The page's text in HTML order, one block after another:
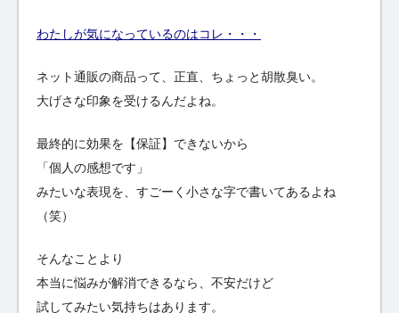
わたしが気になっているのはコレ・・・
ネット通販の商品って、正直、ちょっと胡散臭い。
大げさな印象を受けるんだよね。
最終的に効果を【保証】できないから
「個人の感想です」
みたいな表現を、すごーく小さな字で書いてあるよね
（笑）
そんなことより
本当に悩みが解消できるなら、不安だけど
試してみたい気持ちはあります。